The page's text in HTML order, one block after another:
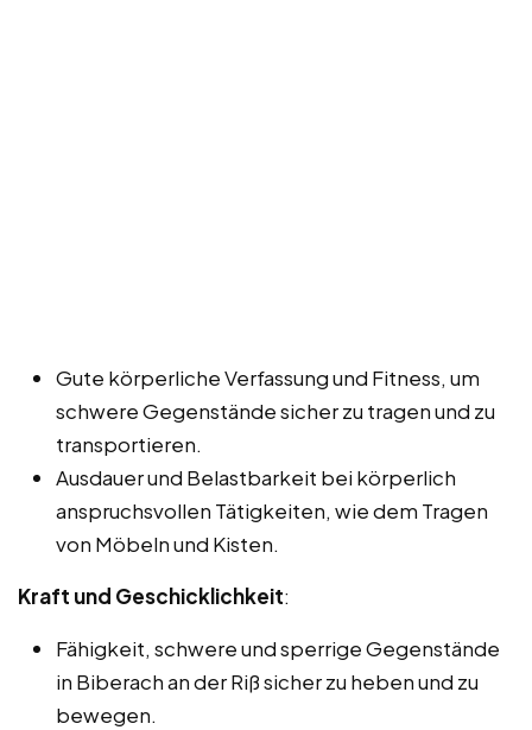
Gute körperliche Verfassung und Fitness, um
schwere Gegenstände sicher zu tragen und zu
transportieren.
Ausdauer und Belastbarkeit bei körperlich
anspruchsvollen Tätigkeiten, wie dem Tragen
von Möbeln und Kisten.
Kraft und Geschicklichkeit:
Fähigkeit, schwere und sperrige Gegenstände
in Biberach an der Riß sicher zu heben und zu
bewegen.